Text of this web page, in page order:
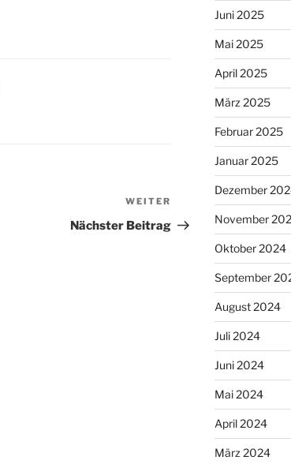
Nächster
Beitrag
WEITER
Nächster Beitrag
Juni 2025
Mai 2025
April 2025
März 2025
Februar 2025
Januar 2025
Dezember
November
Oktober 2024
September
August 2024
Juli 2024
Juni 2024
Mai 2024
April 2024
März 2024